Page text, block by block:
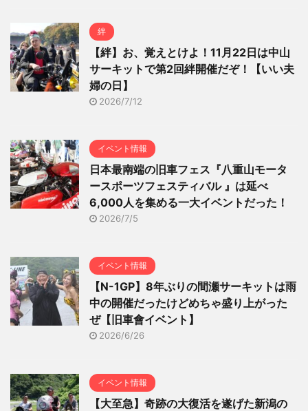
絆
【絆】お、覚えとけよ！11月22日は中山
サーキットで第2回絆開催だぞ！【いい夫
婦の日】
2026/7/12
イベント情報
日本最南端の旧車フェス『八重山モータ
ースポーツフェスティバル 』は延べ
6,000人を集める一大イベントだった！
2026/7/5
イベント情報
【N-1GP】8年ぶりの間瀬サーキットは雨
中の開催だったけどめちゃ盛り上がった
ぜ【旧車會イベント】
2026/6/26
イベント情報
【大至急】奇跡の大復活を遂げた新潟の